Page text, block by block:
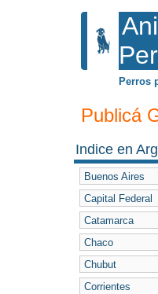
Perros
Publicá
Indice en
Buenos Aires
Capital Federal
Catamarca
Chaco
Chubut
Corrientes